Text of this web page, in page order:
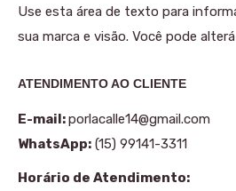
Use esta área de texto para
sua marca e visão. Você pode
ATENDIMENTO AO CLIENTE
E-mail:porlacalle14@gmail.com
WhatsApp: (15) 99141-3311
Horário de Atendimento: